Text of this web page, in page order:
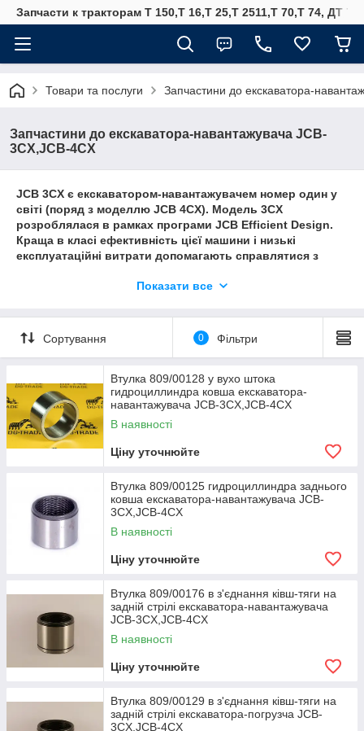
Запчасти к тракторам Т 150,Т 16,Т 25,Т 2511,Т 70,Т 74, ДТ
Товари та послуги Запчастини до екскаватора-
Запчастини до екскаватора-навантажувача JCB-
3CX,JCB-4CX
JCB 3CX є екскаватором-навантажувачем номер один у
світі (поряд з моделлю JCB 4CX). Модель 3CX
розроблялася в рамках програми JCB Efficient Design.
Краща в класі ефективність цієї машини і низькі
експлуатаційні витрати допомагають справлятися з
навколишнє середовище. Простіше кажучи, передові
3CX Eco використовувати кожну краплю палива з
максимальною ефективністю.
В результаті при виконанні стандартних циклів
экскавационных робіт, а також при роботі на холостому
ходу екскаватор-навантажувач JCB 3CX, оснащений
ефективним двигуном Dieselmax потужністю 63 кВт,
забезпечує середню економію палива до 16 % і знижує
рівні викидів та шуму. А збільшені інтервали між
Але цим ефективність і інші переваги JCB 3CX,
звичайно, не обмежуються.
Характеристики
Екскаватор-навантажувач з найвищою в світі
Оснащується знаменитим двигуном JCB
Вила, інтегровані в швидкозйомний каретку —
кращі в класі оглядовість і вантажопідйомність.
Краща в своєму класі продуктивність при
экскавационных і вантажно-розвантажувальних
роботах дозволяє перемістити більшу кількість
Показати все
Сортування 0 Фільтри
Втулка 809/00128 у вухо штока
гидроциллиндра ковша екскаватора-
навантажувача JCB-3CX,JCB-4CX
В наявності
Ціну уточнюйте
Втулка 809/00125 гидроциллиндра заднього
ковша екскаватора-навантажувача JCB-
3CX,JCB-4CX
В наявності
Ціну уточнюйте
Втулка 809/00176 в з'єднання ківш-тяги на
задній стрілі екскаватора-навантажувача
JCB-3CX,JCB-4CX
В наявності
Ціну уточнюйте
Втулка 809/00129 в з'єднання ківш-тяги на
задній стрілі екскаватора-погрузча JCB-
3CX,JCB-4CX